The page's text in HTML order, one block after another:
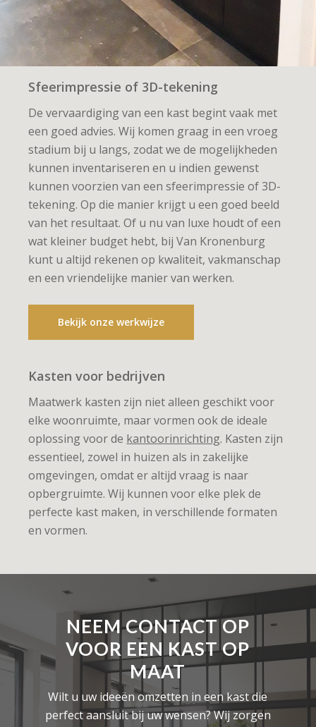
Sfeerimpressie of 3D-tekening
De vervaardiging van een kast begint vaak met
een goed advies. Wij komen graag in een vroeg
stadium bij u langs, zodat we de mogelijkheden
kunnen inventariseren en u indien gewenst
kunnen voorzien van een sfeerimpressie of 3D-
tekening. Op die manier krijgt u een goed beeld
van het resultaat. Of u nu van luxe houdt of een
wat kleiner budget hebt, bij Van Kronenburg
kunt u altijd rekenen op kwaliteit, vakmanschap
en een vriendelijke manier van werken.
Bekijk onze werkwijze
Kasten voor bedrijven
Maatwerk kasten zijn niet alleen geschikt voor
elke woonruimte, maar vormen ook de ideale
oplossing voor de kantoorinrichting. Kasten zijn
essentieel, zowel in huizen als in zakelijke
omgevingen, omdat er altijd vraag is naar
opbergruimte. Wij kunnen voor elke plek de
perfecte kast maken, in verschillende formaten
en vormen.
NEEM CONTACT OP
VOOR EEN KAST OP
MAAT
Wilt u uw ideeën omzetten in een kast die
perfect aansluit bij uw wensen? Wij zorgen